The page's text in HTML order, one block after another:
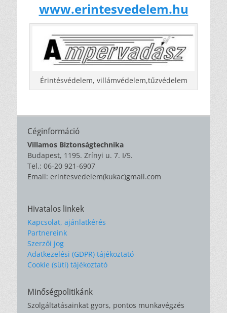
www.erintesvedelem.hu
Érintésvédelem, villámvédelem,tűzvédelem
Céginformáció
Villamos Biztonságtechnika
Budapest, 1195. Zrínyi u. 7. I/5.
Tel.: 06-20 921-6907
Email: erintesvedelem(kukac)gmail.com
Hivatalos linkek
Kapcsolat, ajánlatkérés
Partnereink
Szerzői jog
Adatkezelési (GDPR) tájékoztató
Cookie (süti) tájékoztató
Minőségpolitikánk
Szolgáltatásainkat gyors, pontos munkavégzés